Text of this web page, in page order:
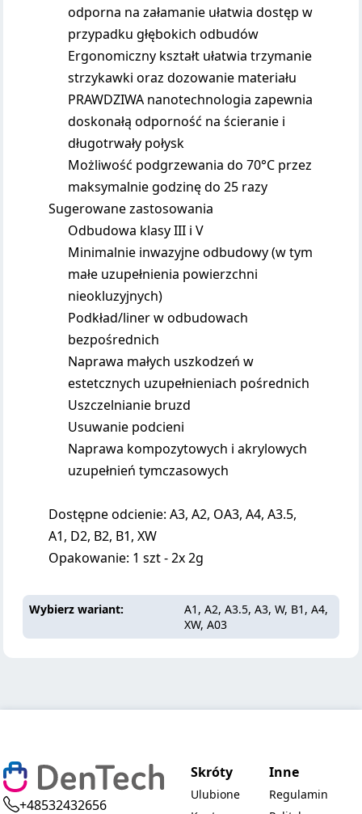
odporna na załamanie ułatwia dostęp w
przypadku głębokich odbudów
Ergonomiczny kształt ułatwia trzymanie
strzykawki oraz dozowanie materiału
PRAWDZIWA nanotechnologia zapewnia
doskonałą odporność na ścieranie i
długotrwały połysk
Możliwość podgrzewania do 70°C przez
maksymalnie godzinę do 25 razy
Sugerowane zastosowania
Odbudowa klasy III i V
Minimalnie inwazyjne odbudowy (w tym
małe uzupełnienia powierzchni
nieokluzyjnych)
Podkład/liner w odbudowach
bezpośrednich
Naprawa małych uszkodzeń w
estetcznych uzupełnieniach pośrednich
Uszczelnianie bruzd
Usuwanie podcieni
Naprawa kompozytowych i akrylowych
uzupełnień tymczasowych
Dostępne odcienie: A3, A2, OA3, A4, A3.5,
A1, D2, B2, B1, XW
Opakowanie: 1 szt - 2x 2g
Wybierz wariant
A1, A2, A3.5, A3, W, B1, A4,
XW, A03
+48532432656
Skróty
Ulubione
Inne
Regulamin